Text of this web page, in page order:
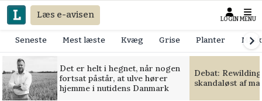
Læs e-avisen LOGIN MENU
Seneste Mest læste Kvæg Grise Planter
Det er helt i hegnet, når nogen
fortsat påstår, at ulve hører
hjemme i nutidens Danmark
Debat:
skandaløst af